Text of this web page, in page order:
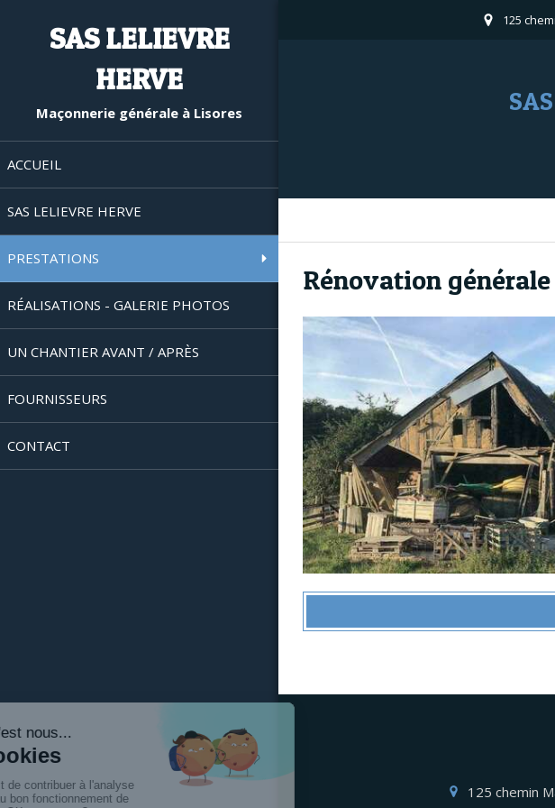
SAS LELIEVRE
HERVE
Maçonnerie générale à Lisores
ACCUEIL
SAS LELIEVRE HERVE
PRESTATIONS
RÉALISATIONS - GALERIE PHOTOS
UN CHANTIER AVANT / APRÈS
FOURNISSEURS
CONTACT
125
Rénovation générale
125 chemin